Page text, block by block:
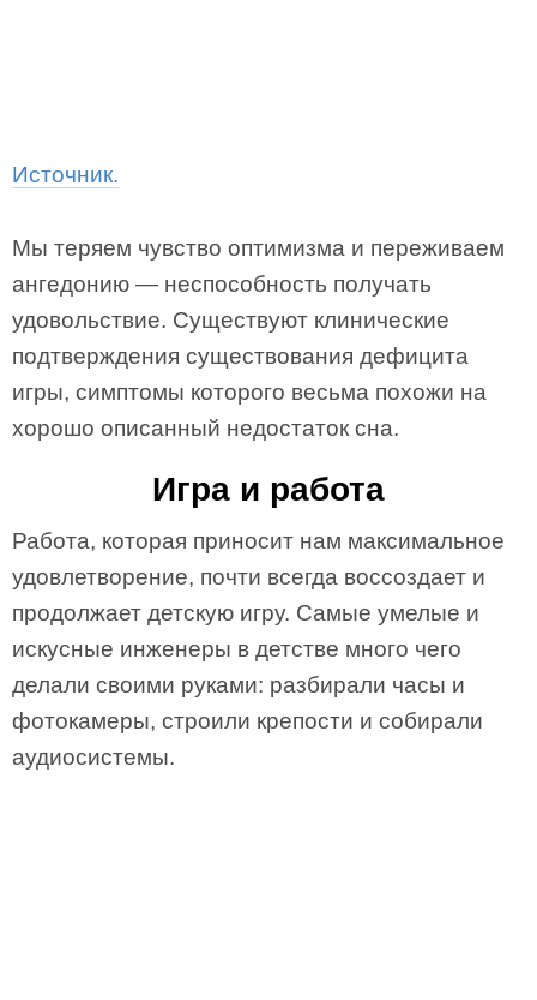
Источник.
Мы теряем чувство оптимизма и переживаем
ангедонию — неспособность получать
удовольствие. Существуют клинические
подтверждения существования дефицита
игры, симптомы которого весьма похожи на
хорошо описанный недостаток сна.
Игра и работа
Работа, которая приносит нам максимальное
удовлетворение, почти всегда воссоздает и
продолжает детскую игру. Самые умелые и
искусные инженеры в детстве много чего
делали своими руками: разбирали часы и
фотокамеры, строили крепости и собирали
аудиосистемы.